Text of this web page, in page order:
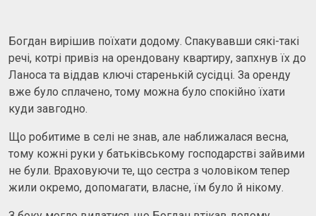
Богдан вирішив поїхати додому. Спакувавши сякі-такі
речі, котрі привіз на орендовану квартиру, запхнув їх до
Ланоса та віддав ключі старенькій сусідці. За оренду
вже було сплачено, тому можна було спокійно їхати
куди завгодно.
Що робитиме в селі не знав, але наближалася весна,
тому кожні руки у батьківському господарстві зайвими
не були. Враховуючи те, що сестра з чоловіком тепер
жили окремо, допомагати, власне, їм було й нікому.